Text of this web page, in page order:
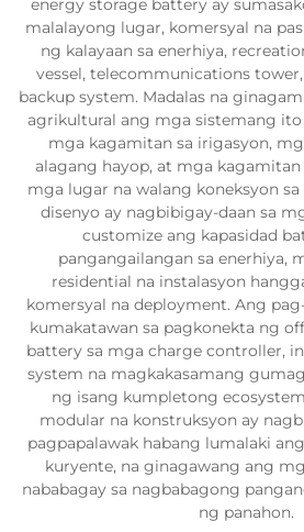
energy storage battery ay
malalayong lugar, komersyal na
ng kalayaan sa enerhiya,
vessel, telecommunications
backup system. Madalas na
agrikultural ang mga sistemang ito
mga kagamitan sa irigasyon,
alagang hayop, at mga kagamitan
mga lugar na walang koneksyon
disenyo ay nagbibigay-daan sa
customize ang kapasidad
pangangailangan sa enerhiya,
residential na instalasyon
komersyal na deployment. Ang
kumakatawan sa pagkonekta ng
battery sa mga charge controller,
system na magkakasamang
ng isang kumpletong
modular na konstruksyon ay
pagpapalawak habang lumalaki
kuryente, na ginagawang ang
nababagay sa nagbabagong
ng panahon.